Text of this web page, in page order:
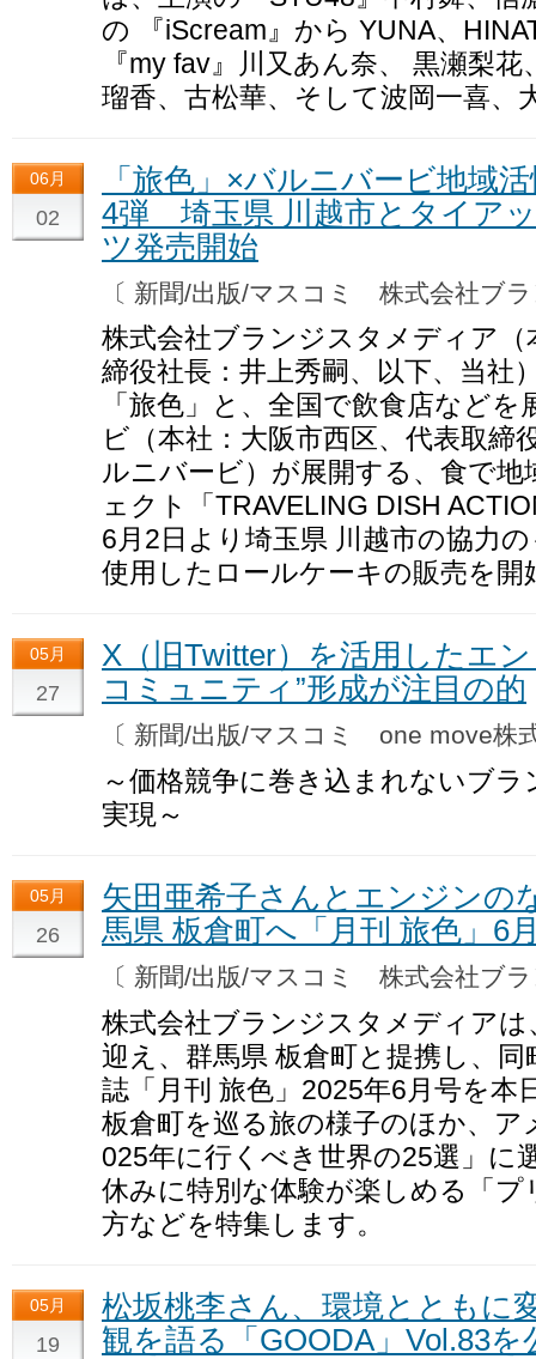
の 『iScream』から YUNA、
『my fav』川又あん奈、 黒瀬梨
瑠香、古松華、そして波岡一喜、
06月
02
「旅色」×バルニバービ地域
4弾 埼玉県 川越市とタイア
ツ発売開始
〔 新聞/出版/マスコミ 株式会社ブ
株式会社ブランジスタメディア（
締役社長：井上秀嗣、以下、当社
「旅色」と、全国で飲食店など
ビ（本社：大阪市西区、代表取締
ルニバービ）が展開する、食で
ェクト「TRAVELING DISH
6月2日より埼玉県 川越市の協力
使用したロールケーキの販売を
05月
27
X（旧Twitter）を活用したエ
コミュニティ”形成が注目の的
〔 新聞/出版/マスコミ one move
～価格競争に巻き込まれないブ
実現～
05月
26
矢田亜希子さんとエンジンの
馬県 板倉町へ「月刊 旅色」6
〔 新聞/出版/マスコミ 株式会社ブ
株式会社ブランジスタメディア
迎え、群馬県 板倉町と提携し、
誌「月刊 旅色」2025年6月号を本
板倉町を巡る旅の様子のほか、
025年に行くべき世界の25選」に
休みに特別な体験が楽しめる「
方などを特集します。
05月
19
松坂桃李さん、環境とともに
観を語る「GOODA」Vol.83を